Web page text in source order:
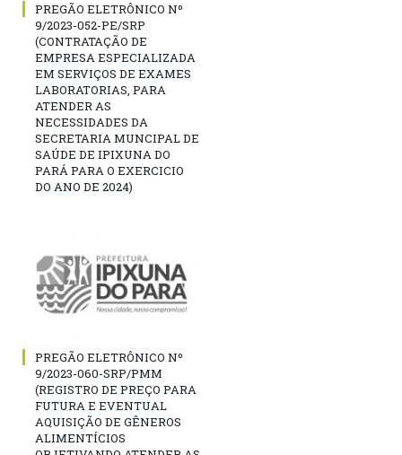
PREGÃO ELETRÔNICO Nº
9/2023-052-PE/SRP
(CONTRATAÇÃO DE
EMPRESA ESPECIALIZADA
EM SERVIÇOS DE EXAMES
LABORATORIAS, PARA
ATENDER AS
NECESSIDADES DA
SECRETARIA MUNCIPAL DE
SAÚDE DE IPIXUNA DO
PARÁ PARA O EXERCICIO
DO ANO DE 2024)
PREGÃO ELETRÔNICO Nº
9/2023-060-SRP/PMM
(REGISTRO DE PREÇO PARA
FUTURA E EVENTUAL
AQUISIÇÃO DE GÊNEROS
ALIMENTÍCIOS